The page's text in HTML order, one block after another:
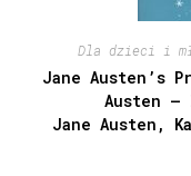
Dla dzieci i
Jane Austen’s
Austen
Jane Austen,